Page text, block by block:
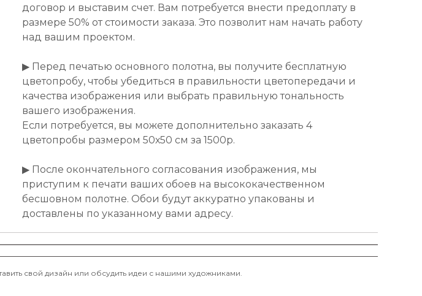
договор и выставим счет. Вам потребуется внести предоплату в
размере 50% от стоимости заказа. Это позволит нам начать работу
над вашим проектом.
▶ Перед печатью основного полотна, вы получите бесплатную
цветопробу, чтобы убедиться в правильности цветопередачи и
качества изображения или выбрать правильную тональность
вашего изображения.
Если потребуется, вы можете дополнительно заказать 4
цветопробы размером 50х50 см за 1500р.
▶ После окончательного согласования изображения, мы
приступим к печати ваших обоев на высококачественном
бесшовном полотне. Обои будут аккуратно упакованы и
доставлены по указанному вами адресу.
свой дизайн или обсудить идеи с нашими художниками.